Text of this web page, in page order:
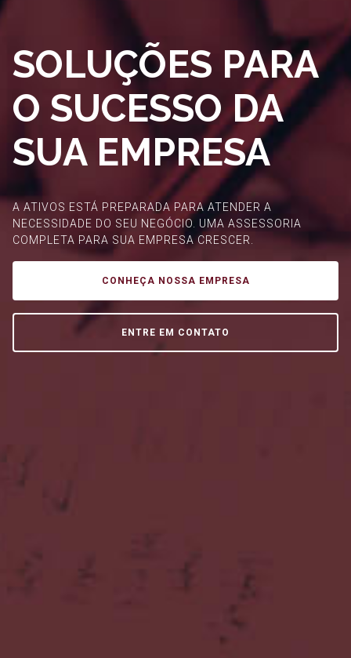
SOLUÇÕES PARA
O SUCESSO DA
SUA EMPRESA
A ATIVOS ESTÁ PREPARADA PARA ATENDER A
NECESSIDADE DO SEU NEGÓCIO. UMA ASSESSORIA
COMPLETA PARA SUA EMPRESA CRESCER.
CONHEÇA NOSSA EMPRESA
ENTRE EM CONTATO